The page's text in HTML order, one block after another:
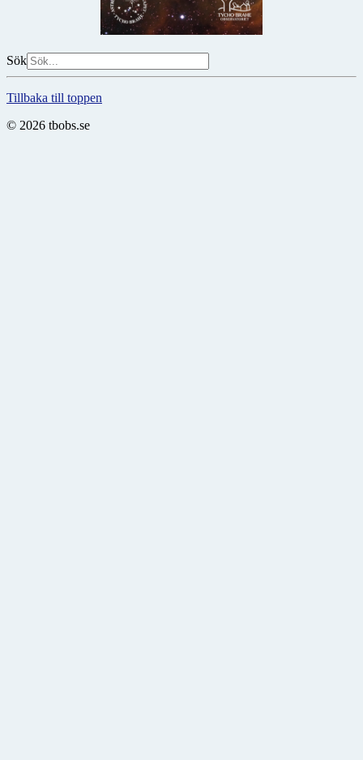
Sök
Tillbaka till toppen
© 2026 tbobs.se